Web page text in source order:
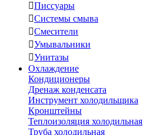
Писсуары
Системы смыва
Смесители
Умывальники
Унитазы
Охлаждение
Кондиционеры
Дренаж конденсата
Инструмент холодильщика
Кронштейны
Теплоизоляция холодильная
Труба холодильная